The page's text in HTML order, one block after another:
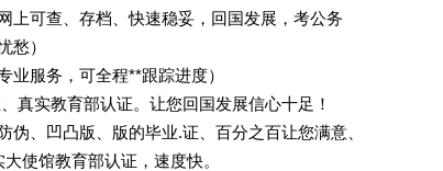
可查、存档、快速稳妥，回国发展，考公务
愁）
业服务，可全程**跟踪进度）
真实教育部认证。让您回国发展信心十足！
、凹凸版、版的毕业.证、百分之百让您满意、
使馆教育部认证，速度快。